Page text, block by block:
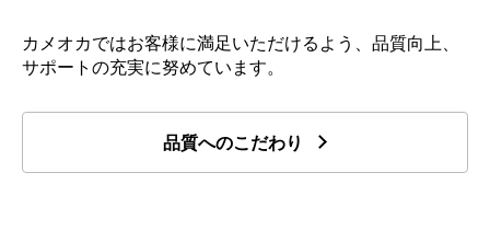
カメオカではお客様に満足いただけるよう、品質向上、
サポートの充実に努めています。
品質へのこだわり